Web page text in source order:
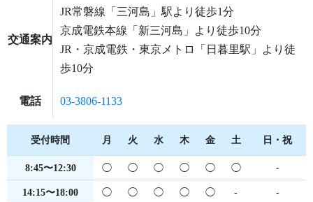
交通案内
JR常磐線「三河島」駅より徒歩1分
京成電鉄本線「新三河島」より徒歩10分
JR・京成電鉄・東京メトロ「日暮里駅」より徒
歩10分
電話 03-3806-1133
受付時間 月 火 水 木 金 土 日・祝
8:45〜12:30 ◯ ◯ ◯ ◯ ◯ ◯ -
14:15〜18:00 ◯ ◯ ◯ ◯ ◯ - -